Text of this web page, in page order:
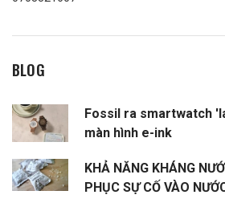
BLOG
Fossil ra smartwatch
màn hình e-ink
KHẢ NĂNG KHÁNG
PHỤC SỰ CỐ VÀO